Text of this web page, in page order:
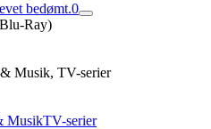
bedømt.0
Ray)
Musik, TV-serier
MusikTV-serier